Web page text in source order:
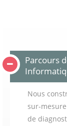
Parcours
Nous
sur-
de